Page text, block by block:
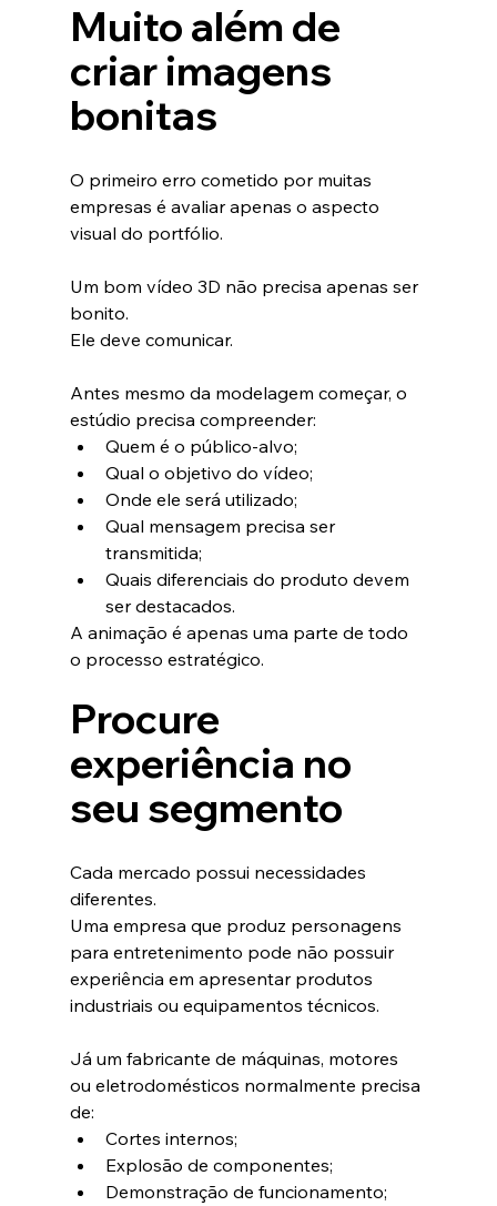
Muito além de
criar imagens
bonitas
O primeiro erro cometido por muitas
empresas é avaliar apenas o aspecto
visual do portfólio.
Um bom vídeo 3D não precisa apenas ser
bonito.
Ele deve comunicar.
Antes mesmo da modelagem começar, o
estúdio precisa compreender:
Quem é o público-alvo;
Qual o objetivo do vídeo;
Onde ele será utilizado;
Qual mensagem precisa ser
transmitida;
Quais diferenciais do produto devem
ser destacados.
A animação é apenas uma parte de todo
o processo estratégico.
Procure
experiência no
seu segmento
Cada mercado possui necessidades
diferentes.
Uma empresa que produz personagens
para entretenimento pode não possuir
experiência em apresentar produtos
industriais ou equipamentos técnicos.
Já um fabricante de máquinas, motores
ou eletrodomésticos normalmente precisa
de:
Cortes internos;
Explosão de componentes;
Demonstração de funcionamento;